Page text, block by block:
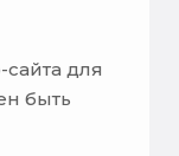
для
быть